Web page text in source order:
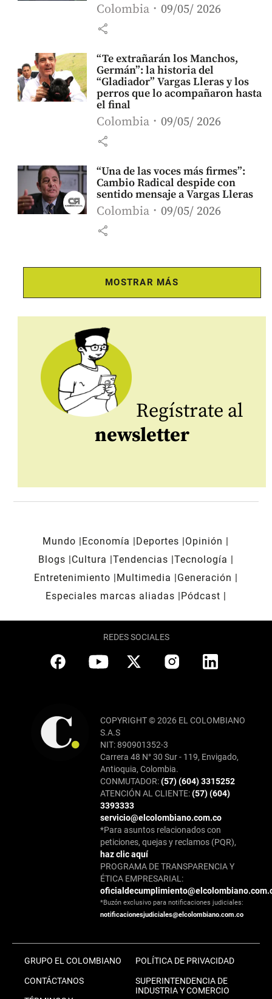
Colombia 09/05/ 2026
share
“Te extrañarán los Manchos,
Germán”: la historia del
“Gladiador” Vargas Lleras y los
perros que lo acompañaron hasta
el final
Colombia 09/05/ 2026
share
“Una de las voces más firmes”:
Cambio Radical despide con
sentido mensaje a Vargas Lleras
Colombia 09/05/ 2026
share
MOSTRAR MÁS
Regístrate al
newsletter
Mundo Economía Deportes
Opinión
Blogs
Cultura Tendencias Tecnología
Entretenimiento
Multimedia
Generación
Especiales marcas aliadas
Pódcast
REDES SOCIALES
COPYRIGHT © 2026 EL COLOMBIANO
S.A.S
NIT: 890901352-3
Carrera 48 N° 30 Sur - 119, Envigado,
Antioquia, Colombia.
CONMUTADOR:(57) (604) 3315252
ATENCIÓN AL CLIENTE:(57) (604)
3393333
servicio@elcolombiano.com.co
*Para asuntos relacionados con
peticiones, quejas y reclamos (PQR),
haz clic aquí
PROGRAMA DE TRANSPARENCIA Y
ÉTICA EMPRESARIAL:
*Buzón exclusivo para notificaciones judiciales:
notificacionesjudiciales@elcolombiano.com.co
GRUPO EL COLOMBIANO
CONTÁCTANOS
POLÍTICA DE PRIVACIDAD
SUPERINTENDENCIA DE
INDUSTRIA Y COMERCIO